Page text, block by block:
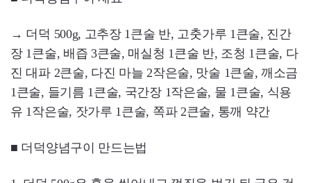
→ 더덕 500g, 고추장 1큰술 반, 고춧가루 1큰술, 진간
장 1큰술, 배즙 3큰술, 매실청 1큰술 반, 조청 1큰술, 다
진 대파 2큰술, 다진 마늘 2작은술, 맛술 1큰술, 깨소금
1큰술, 들기름 1큰술, 국간장 1작은술, 물 1큰술, 식용
유 1작은술, 잣가루 1큰술, 쪽파 2큰술, 통깨 약간
■ 더덕양념구이 만드는법